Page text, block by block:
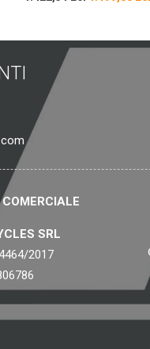
COMERCIALE
SRL
2017